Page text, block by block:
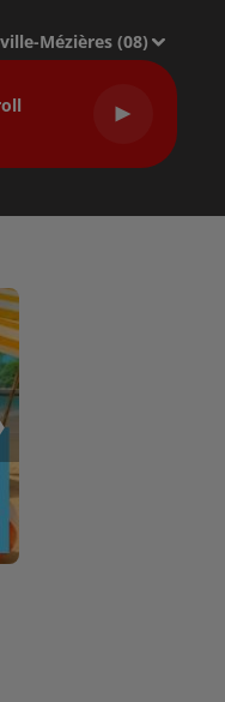
Mézières (08)